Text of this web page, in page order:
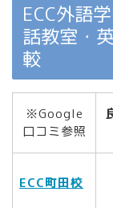
ECC外語
話教室・
較
※Google
口コミ参照
ECC町田校